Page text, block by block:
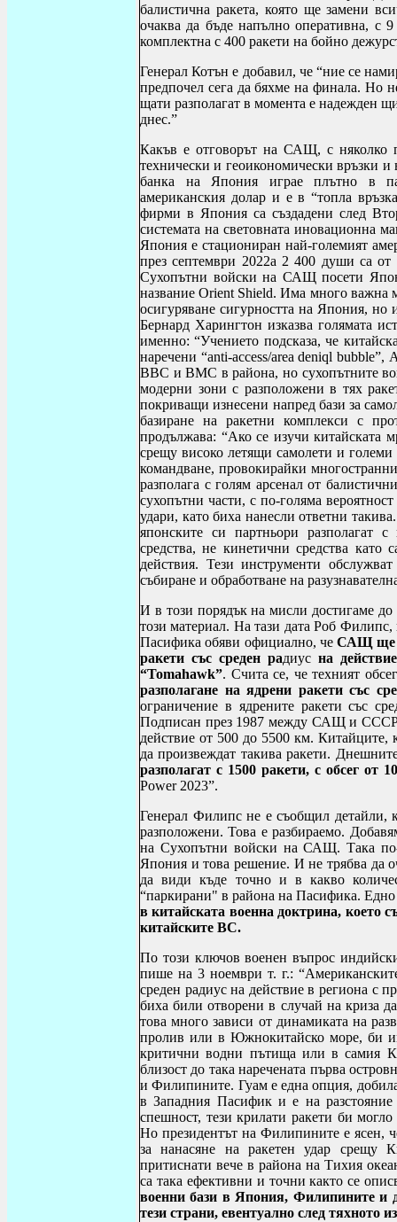
балистична ракета, която ще замени
очаква да бъде напълно оперативна, с
комплектна с 400 ракети на бойно
Генерал Котън е добавил, че “ние се
предпочел сега да бяхме на финала. Но
щати разполагат в момента е надежден
днес.”
Какъв е отговорът на САЩ, с няколко
технически и геоикономически връзки
банка на Япония играе плътно в
американския долар и е в “топла
фирми в Япония са създадени след
системата на световната иновационна
Япония е стациониран най-големият
през септември 2022а 2 400 души са
Сухопътни войски на САЩ посети
названиеOrient Shield. Има много важна
осигуряване сигурността на Япония,
Бернард Харингтон изказва голямата
именно: “Учението подсказа, че
наречени “anti-access/area deniql bubble”,
ВВС и ВМС в района, но сухопътните
модерни зони с разположени в тях
покриващи изнесени напред бази за
базиране на ракетни комплекси с
продължава: “Ако се изучи китайската
срещу високо летящи самолети и
командване, провокирайки
разполага с голям арсенал от
сухопътни части, с по-голяма
удари, като биха нанесли ответни
японските си партньори разполагат
средства, не кинетични средства като
действия. Тези инструменти
събиране и обработване на
И в този порядък на мисли достигаме
този материал. На тази дата Роб
Пасифика обяви официално, че САЩ ще
ракети със среден радиус на действие
“Tomahawk”. Счита се, че техният
разполагане на ядрени ракети със
ограничение в ядрените ракети със
Подписан през 1987 между САЩ и СССР,
действие от 500 до 5500 км. Китайците,
да произвеждат такива ракети.
разполагат с 1500 ракети, с обсег от
Power2023”.
Генерал Филипс не е съобщил детайли,
разположени. Това е разбираемо.
на Сухопътни войски на САЩ. Така
Япония и това решение. И не трябва да
да види къде точно и в какво
“паркирани" в района на Пасифика.
в китайската военна доктрина, което
китайските ВС.
По този ключов военен въпрос
пише на 3 ноември т. г.:
среден радиус на действие в региона с
биха били отворени в случай на криза
това много зависи от динамиката на
пролив или в Южнокитайско море, би
критични водни пътища или в самия
близост до така наречената първа
и Филипините. Гуам е една опция,
в Западния Пасифик и е на
спешност, тези крилати ракети би
Но президентът на Филипините е ясен,
за нанасяне на ракетен удар срещу
притиснати вече в района на Тихия
са така ефективни и точни както се
военни бази в Япония, Филипините и
тези страни, евентуално след тяхното